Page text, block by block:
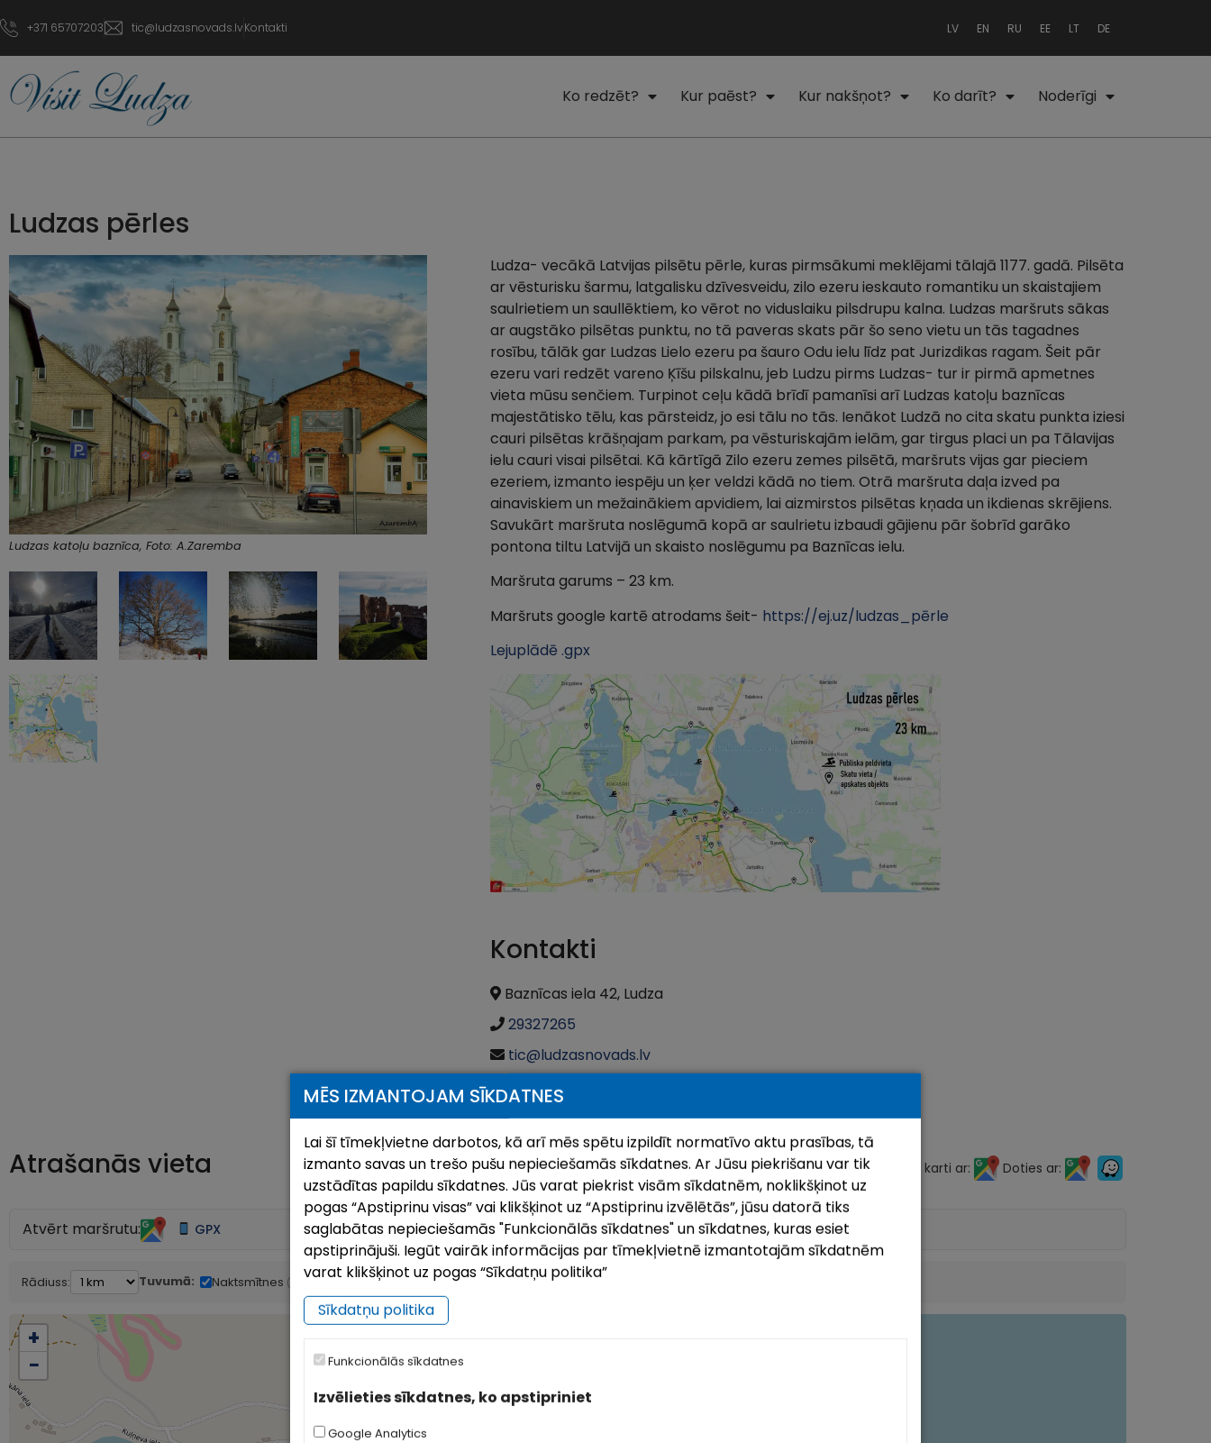
+371 65707203 tic@ludzasnovads.lvKontakti LV EN RU EE LT DE
Ko redzēt? Kur paēst? Kur nakšņot? Ko darīt? Noderīgi
Ludzas pērles
Ludzas katoļu baznīca, Foto: A.Zaremba
Ludza- vecākā Latvijas pilsētu pērle, kuras pirmsākumi meklējami tālajā 1177. gadā. Pilsēta
ar vēsturisku šarmu, latgalisku dzīvesveidu, zilo ezeru ieskauto romantiku un skaistajiem
saulrietiem un saullēktiem, ko vērot no viduslaiku pilsdrupu kalna. Ludzas maršruts sākas
ar augstāko pilsētas punktu, no tā paveras skats pār šo seno vietu un tās tagadnes
rosību, tālāk gar Ludzas Lielo ezeru pa šauro Odu ielu līdz pat Jurizdikas ragam. Šeit pār
ezeru vari redzēt vareno Ķīšu pilskalnu, jeb Ludzu pirms Ludzas- tur ir pirmā apmetnes
vieta mūsu senčiem. Turpinot ceļu kādā brīdī pamanīsi arī Ludzas katoļu baznīcas
majestātisko tēlu, kas pārsteidz, jo esi tālu no tās. Ienākot Ludzā no cita skatu punkta iziesi
cauri pilsētas krāšņajam parkam, pa vēsturiskajām ielām, gar tirgus placi un pa Tālavijas
ielu cauri visai pilsētai. Kā kārtīgā Zilo ezeru zemes pilsētā, maršruts vijas gar pieciem
ezeriem, izmanto iespēju un ķer veldzi kādā no tiem. Otrā maršruta daļa izved pa
ainaviskiem un mežainākiem apvidiem, lai aizmirstos pilsētas kņada un ikdienas skrējiens.
Savukārt maršruta noslēgumā kopā ar saulrietu izbaudi gājienu pār šobrīd garāko
pontona tiltu Latvijā un skaisto noslēgumu pa Baznīcas ielu.
Maršruta garums – 23 km.
Maršruts google kartē atrodams šeit- https://ej.uz/ludzas_pērle
Lejuplādē .gpx
Kontakti
Baznīcas iela 42, Ludza
29327265
tic@ludzasnovads.lv
Atrašanās vieta Atvērt karti ar: Doties ar:
Atvērt maršrutu: GPX
Rādiuss: Tuvumā: Naktsmītnes (2) Ēstuves (7) Apskates vietas Aktivitātes
+
−
MĒS IZMANTOJAM SĪKDATNES
Lai šī tīmekļvietne darbotos, kā arī mēs spētu izpildīt normatīvo aktu prasības, tā
izmanto savas un trešo pušu nepieciešamās sīkdatnes. Ar Jūsu piekrišanu var tik
uzstādītas papildu sīkdatnes. Jūs varat piekrist visām sīkdatnēm, noklikšķinot uz
pogas “Apstiprinu visas” vai klikšķinot uz “Apstiprinu izvēlētās”, jūsu datorā tiks
saglabātas nepieciešamās "Funkcionālās sīkdatnes" un sīkdatnes, kuras esiet
apstiprinājuši. Iegūt vairāk informācijas par tīmekļvietnē izmantotajām sīkdatnēm
varat klikšķinot uz pogas “Sīkdatņu politika”
Sīkdatņu politika
Funkcionālās sīkdatnes
Izvēlieties sīkdatnes, ko apstipriniet
Google Analytics